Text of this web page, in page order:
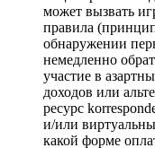
может вызвать
правила
обнаружении
немедленно
участие в
доходов или
ресурс
и/или
какой форме